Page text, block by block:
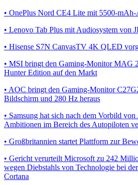
• OnePlus Nord CE4 Lite mit 5500-
• Lenovo Tab Plus mit Audiosystem von
• Hisense S7N CanvasTV 4K QLED
• MSI bringt den Gaming-Monitor MAG
Hunter Edition auf den Markt
• AOC bringt den Gaming-Monitor
Bildschirm und 280 Hz heraus
• Samsung hat sich nach dem Vorbild
Ambitionen im Bereich des Autopiloten
• Großbritannien startet Plattform zur
• Gericht verurteilt Microsoft zu 242
wegen Diebstahls von Technologie bei
Cortana